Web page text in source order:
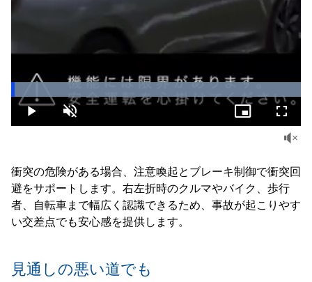
衝突の危険がある場合、注意喚起とブレーキ制御で衝突回
避をサポートします。右左折時のクルマやバイク、歩行
者、自転車まで幅広く認識できるため、事故が起こりやす
い交差点でも安心感を提供します。
Play Unmute
100.00%
Picture-
in-
見通しの悪い道でも